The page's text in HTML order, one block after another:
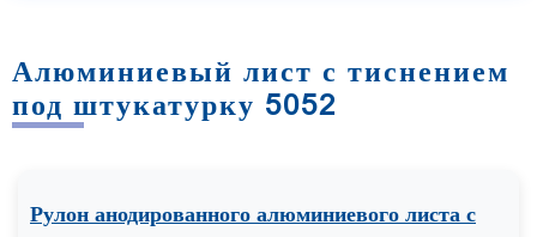
Алюминиевый лист с тиснением
под штукатурку 5052
Рулон анодированного алюминиевого листа с